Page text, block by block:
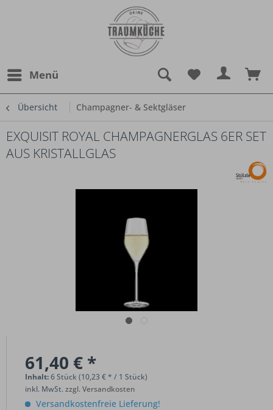
Menü
Übersicht Champagner- & Sektgläser
EXQUISIT ROYAL CHAMPAGNERGLAS 6ER SET
AUS KRISTALLGLAS
61,40 € *
Inhalt:6 Stück (10,23 € * / 1 Stück)
inkl. MwSt.zzgl. Versandkosten
Versandkostenfreie Lieferung!